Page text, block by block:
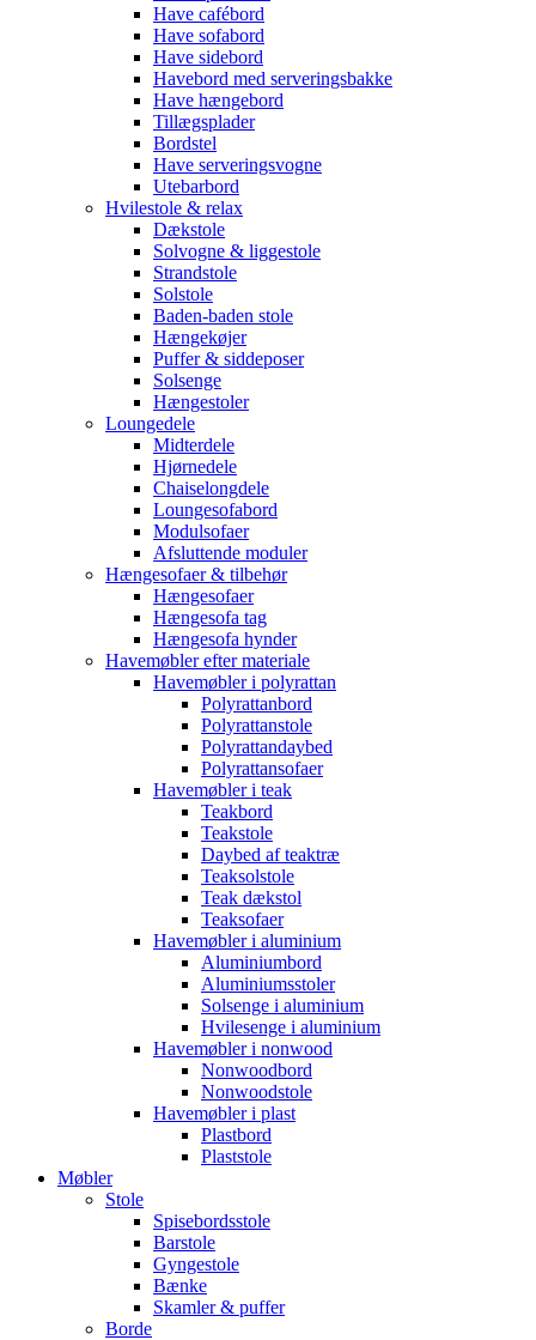
Have cafébord
Have sofabord
Have sidebord
Havebord med serveringsbakke
Have hængebord
Tillægsplader
Bordstel
Have serveringsvogne
Utebarbord
Hvilestole & relax
Dækstole
Solvogne & liggestole
Strandstole
Solstole
Baden-baden stole
Hængekøjer
Puffer & siddeposer
Solsenge
Hængestoler
Loungedele
Midterdele
Hjørnedele
Chaiselongdele
Loungesofabord
Modulsofaer
Afsluttende moduler
Hængesofaer & tilbehør
Hængesofaer
Hængesofa tag
Hængesofa hynder
Havemøbler efter materiale
Havemøbler i polyrattan
Polyrattanbord
Polyrattanstole
Polyrattandaybed
Polyrattansofaer
Havemøbler i teak
Teakbord
Teakstole
Daybed af teaktræ
Teaksolstole
Teak dækstol
Teaksofaer
Havemøbler i aluminium
Aluminiumbord
Aluminiumsstoler
Solsenge i aluminium
Hvilesenge i aluminium
Havemøbler i nonwood
Nonwoodbord
Nonwoodstole
Havemøbler i plast
Plastbord
Plaststole
Møbler
Stole
Spisebordsstole
Barstole
Gyngestole
Bænke
Skamler & puffer
Borde